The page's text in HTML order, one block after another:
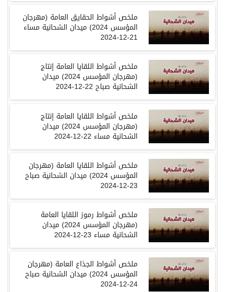
ملخص أشواط الحقايق العامة (مهرجان
المؤسس 2024) ميدان الشحانية مساء
21-12-2024
ملخص أشواط اللقايا العامة إنتاج
(مهرجان المؤسس 2024) ميدان
الشحانية صباح 22-12-2024
ملخص أشواط اللقايا العامة إنتاج
(مهرجان المؤسس 2024) ميدان
الشحانية مساء 22-12-2024
ملخص أشواط اللقايا العامة (مهرجان
المؤسس 2024) ميدان الشحانية صباح
23-12-2024
ملخص أشواط رموز اللقايا العامة
(مهرجان المؤسس 2024) ميدان
الشحانية مساء 23-12-2024
ملخص أشواط الجذاع العامة (مهرجان
المؤسس 2024) ميدان الشحانية صباح
24-12-2024